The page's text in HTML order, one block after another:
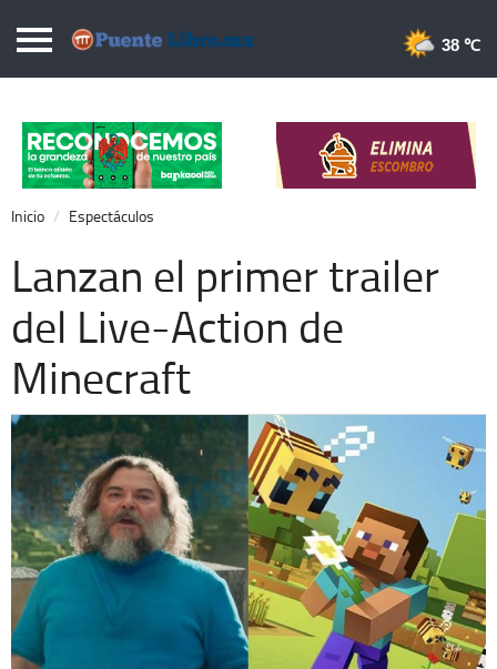
Puentelibre.mx
Local
Nacional
Opinión
Cronos
Economía
Espectáculos
Extra +
38 ℃
Inicio Espectáculos
Lanzan el primer trailer
del Live-Action de
Minecraft